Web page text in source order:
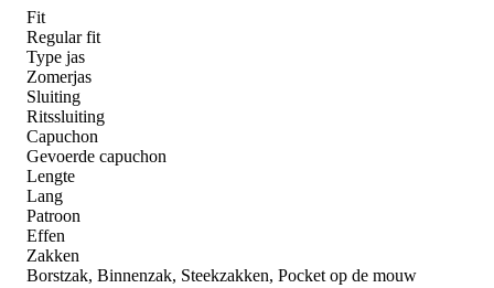
Fit
Regular fit
Type jas
Zomerjas
Sluiting
Ritssluiting
Capuchon
Gevoerde capuchon
Lengte
Lang
Patroon
Effen
Zakken
Borstzak, Binnenzak, Steekzakken, Pocket op de mouw